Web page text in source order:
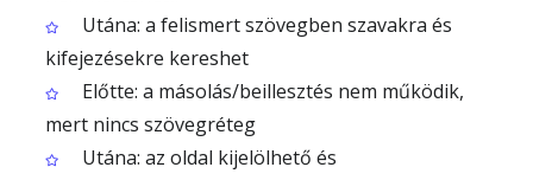
Utána: a felismert szövegben szavakra és
kifejezésekre kereshet
Előtte: a másolás/beillesztés nem működik,
mert nincs szövegréteg
Utána: az oldal kijelölhető és